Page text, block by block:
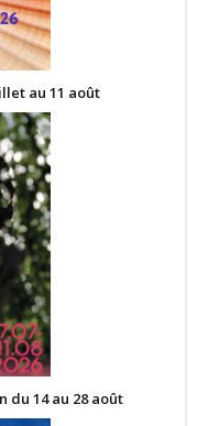
au 11 août
du 14 au 28 août